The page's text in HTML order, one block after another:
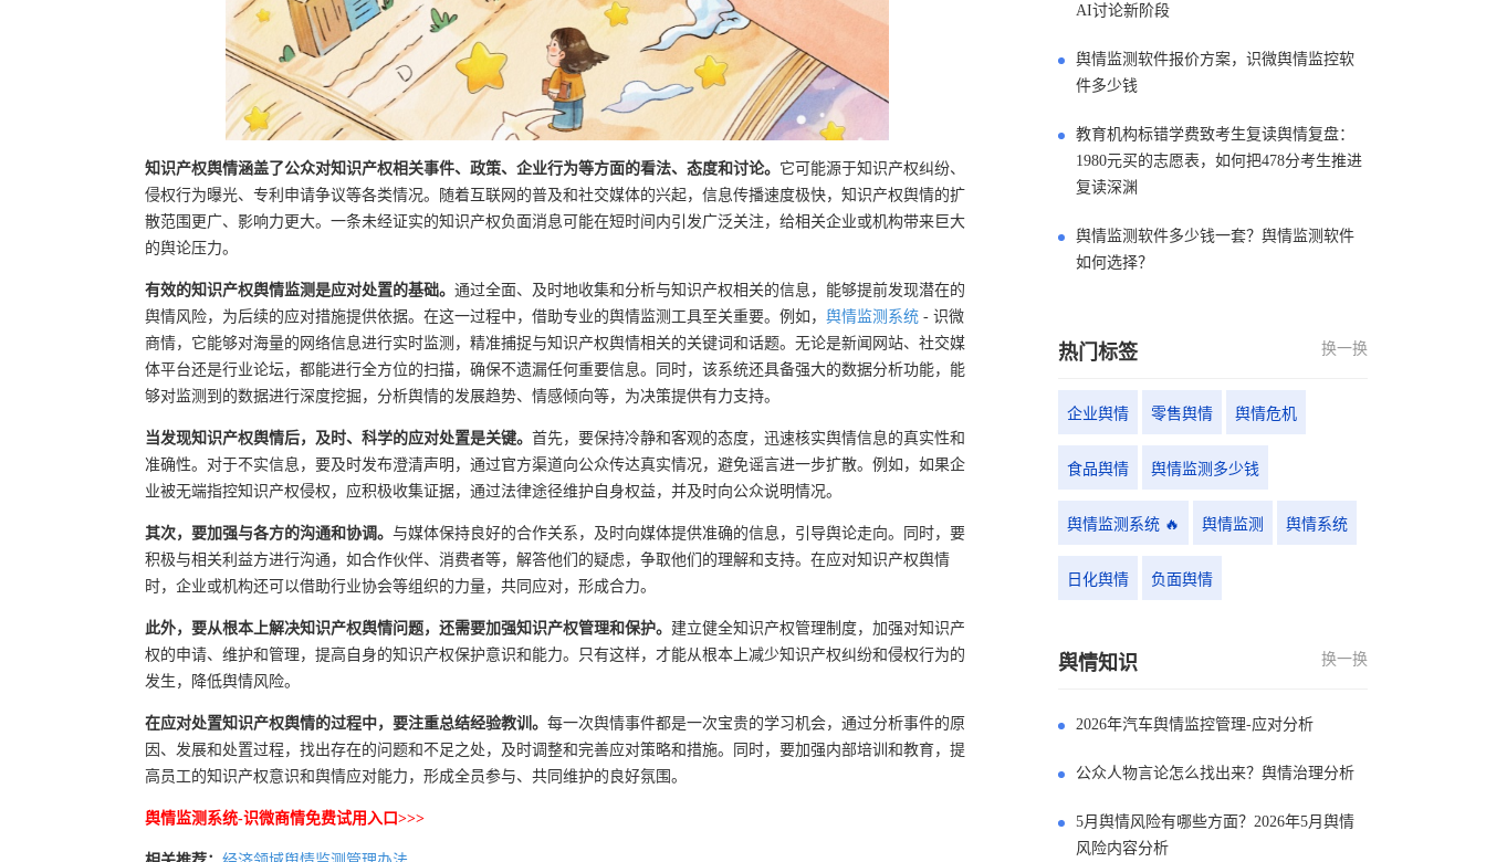
知识产权舆情涵盖了公众对知识产权相关事件、政策、企业行为等方面的看法、态度和讨论。 它可能源于知识产权纠纷、
侵权行为曝光、专利申请争议等各类情况。随着互联网的普及和社交媒体的兴起，信息传播速度极快，知识产权舆情的扩
散范围更广、影响力更大。一条未经证实的知识产权负面消息可能在短时间内引发广泛关注，给相关企业或机构带来巨大
的舆论压力。
有效的知识产权舆情监测是应对处置的基础。 通过全面、及时地收集和分析与知识产权相关的信息，能够提前发现潜在的
舆情风险，为后续的应对措施提供依据。在这一过程中，借助专业的舆情监测工具至关重要。例如， 舆情监测系统 - 识微
商情，它能够对海量的网络信息进行实时监测，精准捕捉与知识产权舆情相关的关键词和话题。无论是新闻网站、社交媒
体平台还是行业论坛，都能进行全方位的扫描，确保不遗漏任何重要信息。同时，该系统还具备强大的数据分析功能，能
够对监测到的数据进行深度挖掘，分析舆情的发展趋势、情感倾向等，为决策提供有力支持。
当发现知识产权舆情后，及时、科学的应对处置是关键。 首先，要保持冷静和客观的态度，迅速核实舆情信息的真实性和
准确性。对于不实信息，要及时发布澄清声明，通过官方渠道向公众传达真实情况，避免谣言进一步扩散。例如，如果企
业被无端指控知识产权侵权，应积极收集证据，通过法律途径维护自身权益，并及时向公众说明情况。
其次，要加强与各方的沟通和协调。 与媒体保持良好的合作关系，及时向媒体提供准确的信息，引导舆论走向。同时，要
积极与相关利益方进行沟通，如合作伙伴、消费者等，解答他们的疑虑，争取他们的理解和支持。在应对知识产权舆情
时，企业或机构还可以借助行业协会等组织的力量，共同应对，形成合力。
此外，要从根本上解决知识产权舆情问题，还需要加强知识产权管理和保护。 建立健全知识产权管理制度，加强对知识产
权的申请、维护和管理，提高自身的知识产权保护意识和能力。只有这样，才能从根本上减少知识产权纠纷和侵权行为的
发生，降低舆情风险。
在应对处置知识产权舆情的过程中，要注重总结经验教训。 每一次舆情事件都是一次宝贵的学习机会，通过分析事件的原
因、发展和处置过程，找出存在的问题和不足之处，及时调整和完善应对策略和措施。同时，要加强内部培训和教育，提
高员工的知识产权意识和舆情应对能力，形成全员参与、共同维护的良好氛围。
舆情监测系统-识微商情免费试用入口>>>
AI讨论新阶段
舆情监测软件报价方案，识微舆情监控软
件多少钱
教育机构标错学费致考生复读舆情复盘：
1980元买的志愿表，如何把478分考生推进
复读深渊
舆情监测软件多少钱一套？舆情监测软件
如何选择？
热门标签 换一换
企业舆情 零售舆情 舆情危机
食品舆情 舆情监测多少钱
舆情监测系统 🔥 舆情监测 舆情系统
日化舆情 负面舆情
舆情知识 换一换
2026年汽车舆情监控管理-应对分析
公众人物言论怎么找出来？舆情治理分析
5月舆情风险有哪些方面？2026年5月舆情
风险内容分析